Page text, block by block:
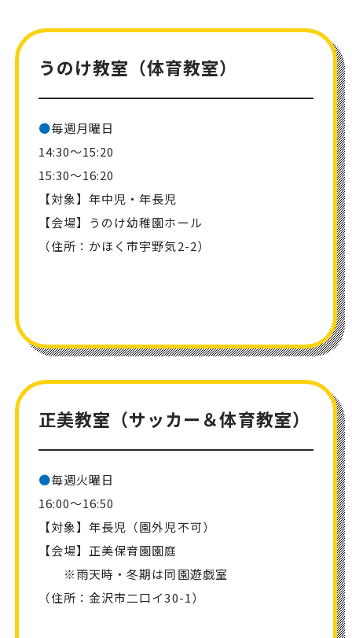
うのけ教室（体育教室）
●毎週月曜日
14:30～15:20
15:30～16:20
【対象】年中児・年長児
【会場】うのけ幼稚園ホール
（住所：かほく市宇野気2-2）
正美教室（サッカー＆体育教室）
●毎週火曜日
16:00～16:50
【対象】年長児（園外児不可）
【会場】正美保育園園庭
※雨天時・冬期は同園遊戯室
（住所：金沢市二口イ30-1）